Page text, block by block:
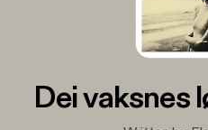
Dei vaksnes